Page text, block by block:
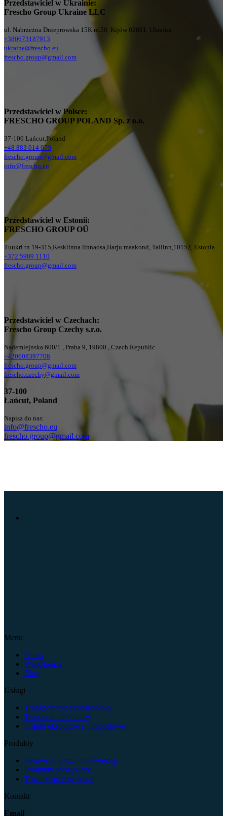
Przedstawiciel w Ukrainie:
Frescho Group Ukraine LLC
ul. Nabrzeżna Dnieprowska 15K m.50, Kijów 02081, Ukraina
+380673187913
ukraine@frescho.eu
frescho.group@gmail.com
Przedstawiciel w Polsce:
FRESCHO GROUP POLAND Sp. z o.o.
37-100 Łańcut,Poland
+48 883 014 079
frescho.group@gmail.com
info@frescho.eu
Przedstawiciel w Estonii:
FRESCHO GROUP OÜ
Tuukri tn 19-315,Kesklinna linnaosa,Harju maakond, Tallinn,10152, Estonia
+372 5989 1110
frescho.group@gmail.com
Przedstawiciel w Czechach:
Frescho Group Czechy s.r.o.
Nademlejnska 600/1 , Praha 9, 19800 , Czech Republic
+420608397708
frescho.group@gmail.com
frescho.czechy@gmail.com
37-100
Łańcut, Poland
Napisz do nas:
info@frescho.eu
frescho.group@gmail.com
Menu
O nas
Współpraca
Blog
Usługi
Transport międzynarodowy
Transport chłodniczy
Usługi eksportowe / importowe
Produkty
Surowce i pasza dla zwierząt
Produkty spożywcze
Towary przemysłowe
Kontakt
Email